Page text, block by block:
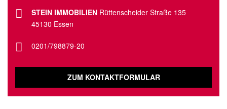
STEIN IMMOBILIEN Rüttenscheider Straße 135
45130 Essen
0201/798879-20
ZUM KONTAKTFORMULAR